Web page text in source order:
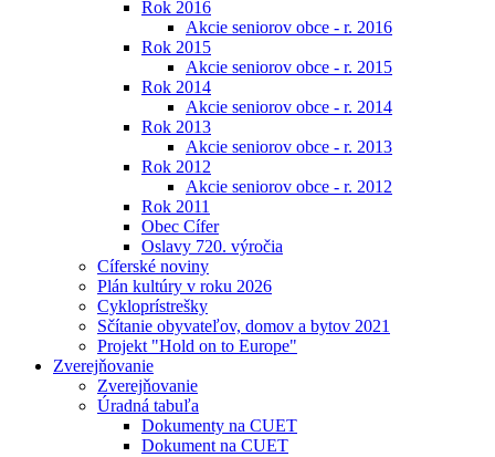
Rok 2016
Akcie seniorov obce - r. 2016
Rok 2015
Akcie seniorov obce - r. 2015
Rok 2014
Akcie seniorov obce - r. 2014
Rok 2013
Akcie seniorov obce - r. 2013
Rok 2012
Akcie seniorov obce - r. 2012
Rok 2011
Obec Cífer
Oslavy 720. výročia
Cíferské noviny
Plán kultúry v roku 2026
Cykloprístrešky
Sčítanie obyvateľov, domov a bytov 2021
Projekt "Hold on to Europe"
Zverejňovanie
Zverejňovanie
Úradná tabuľa
Dokumenty na CUET
Dokument na CUET